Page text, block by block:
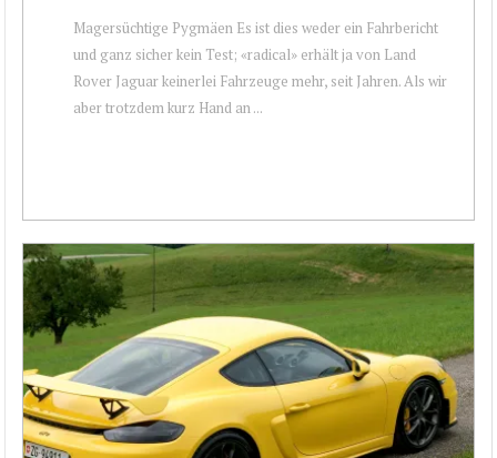
Magersüchtige Pygmäen Es ist dies weder ein Fahrbericht
und ganz sicher kein Test; «radical» erhält ja von Land
Rover Jaguar keinerlei Fahrzeuge mehr, seit Jahren. Als wir
aber trotzdem kurz Hand an ...